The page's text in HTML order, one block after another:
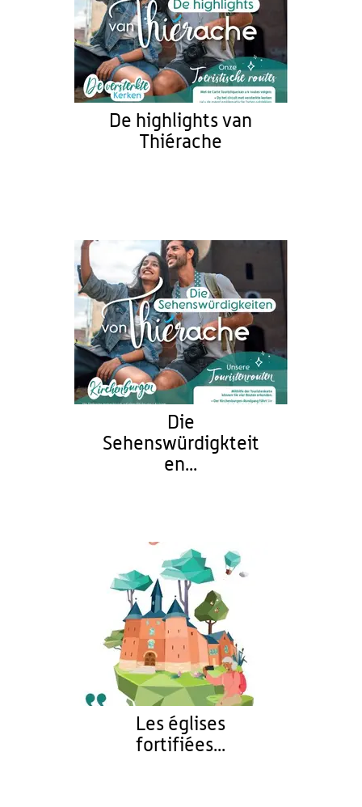
De highlights van
Thiérache
Die
Sehenswürdigkteit
en...
Les églises
fortifiées...